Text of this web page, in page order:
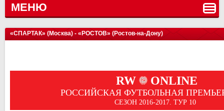
МЕНЮ
«СПАРТАК» (Москва) - «РОСТОВ» (Ростов-на-Дону)
RW ONLINE
РОССИЙСКАЯ ФУТБОЛЬНАЯ
СЕЗОН 2016-2017. ТУР 10